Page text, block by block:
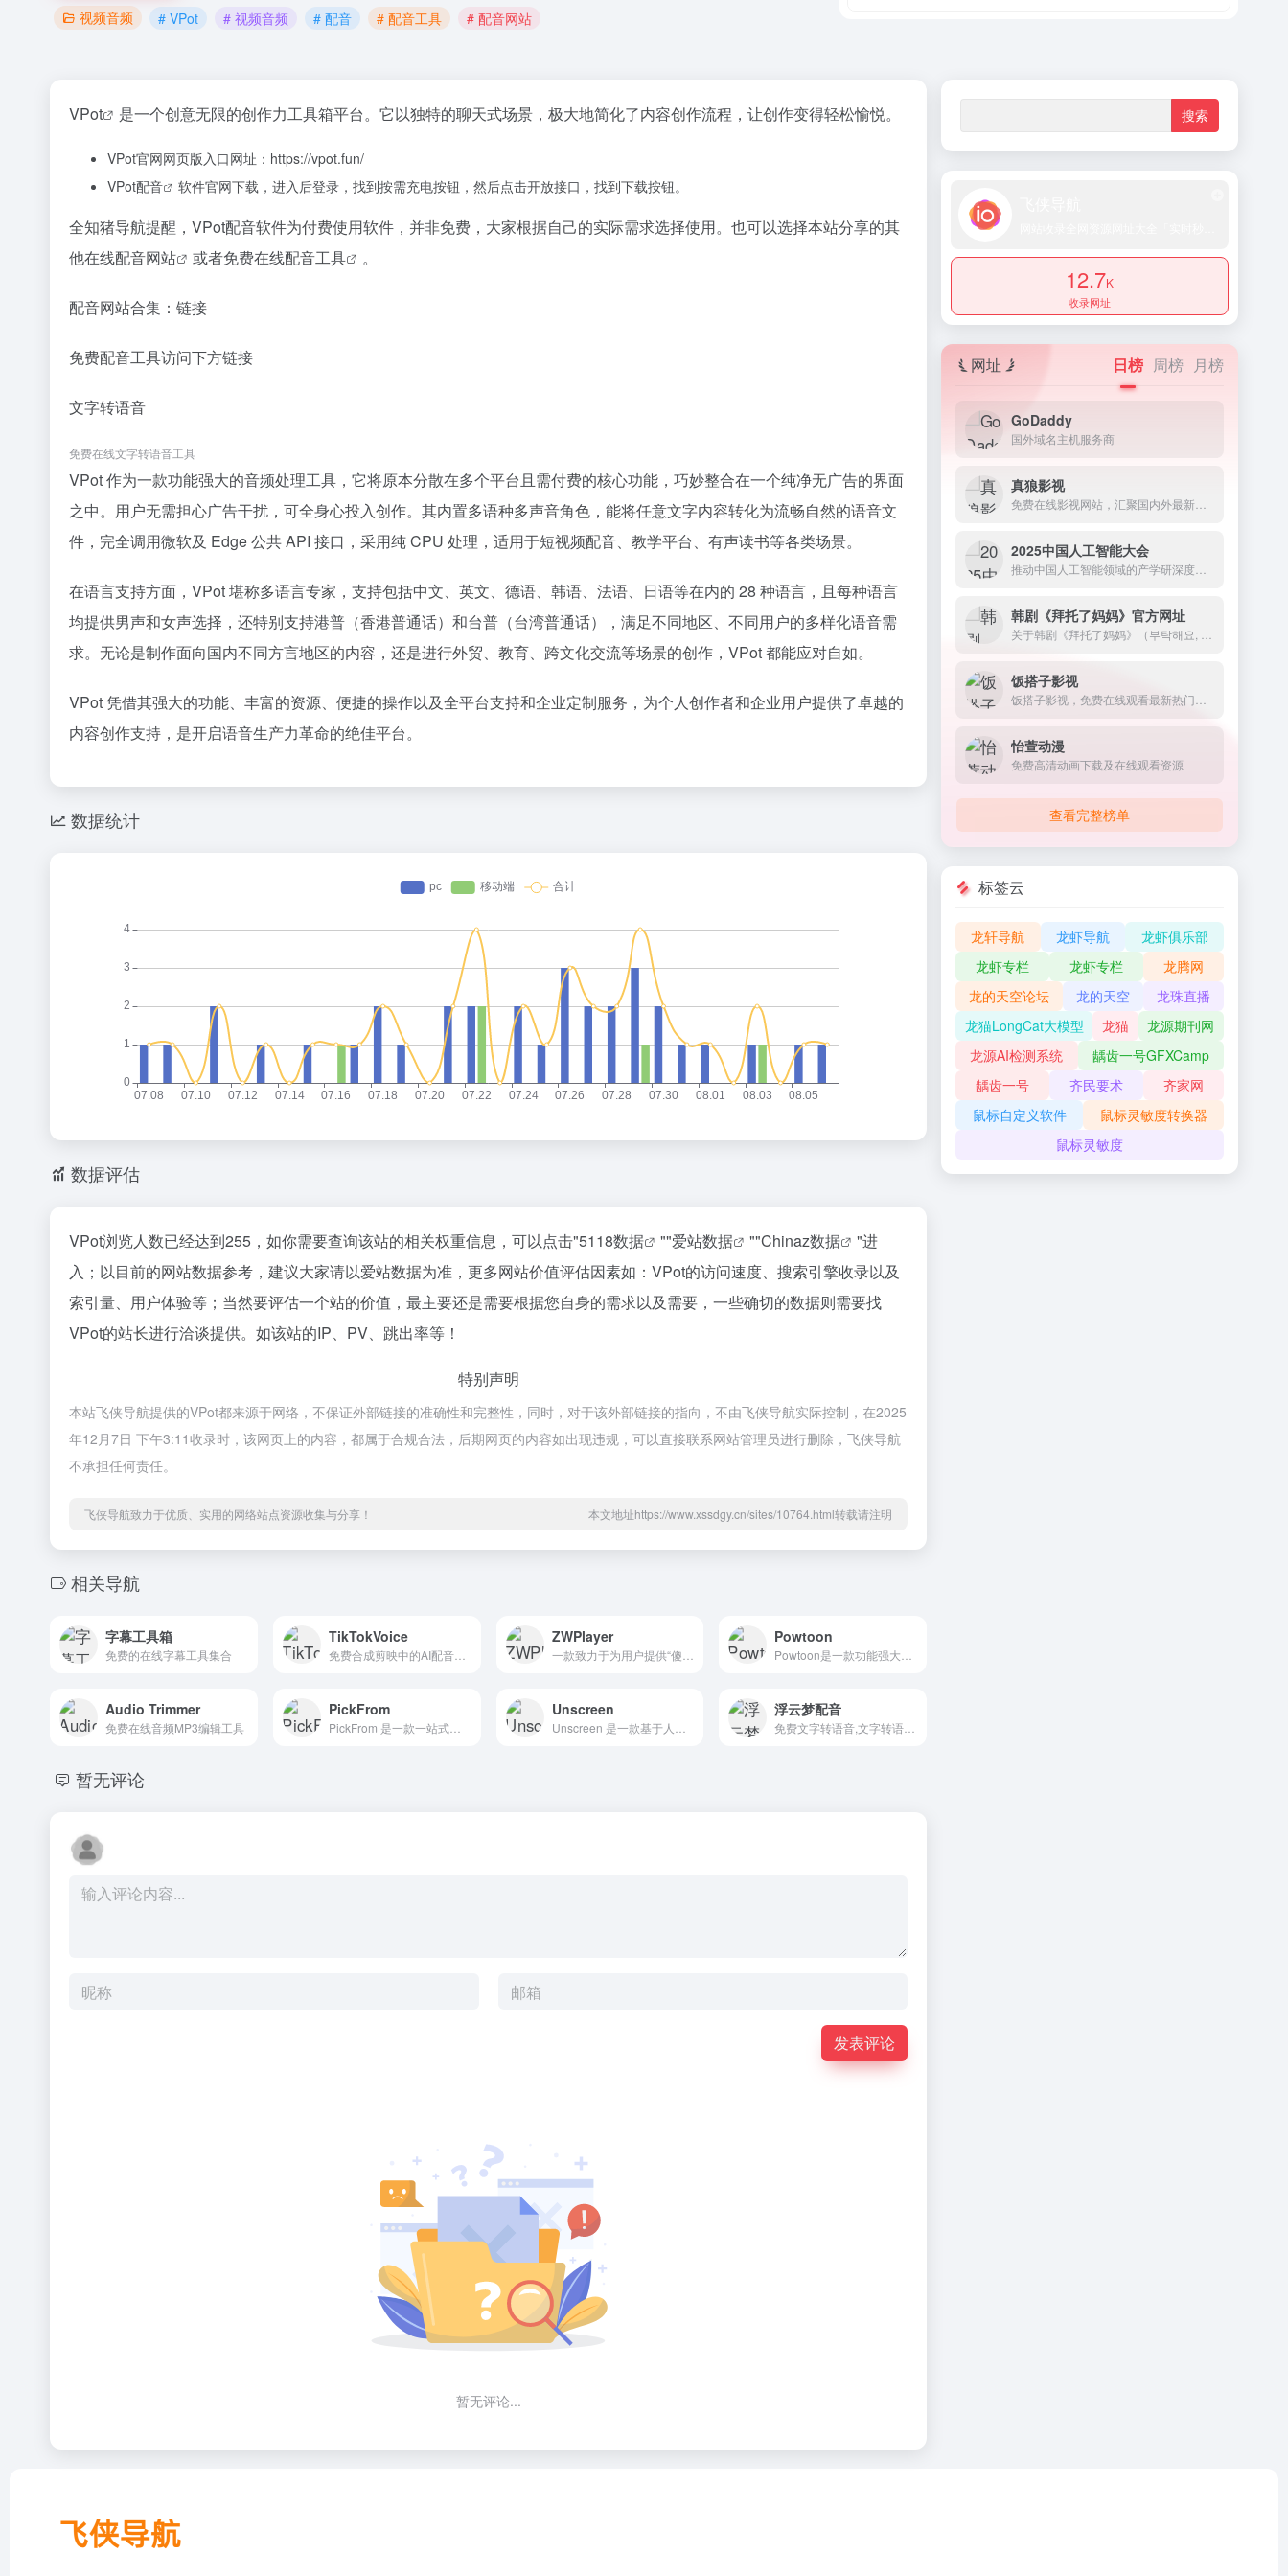
视频音频 # VPot # 视频音频 # 配音 # 配音工具 # 配音网站
VPot 是一个创意无限的创作力工具箱平台。它以独特的聊天式场景，极大地简化了内容创作流程，让创作变得轻松愉悦。
VPot官网网页版入口网址：https://vpot.fun/
VPot配音 软件官网下载，进入后登录，找到按需充电按钮，然后点击开放接口，找到下载按钮。
全知猪导航提醒，VPot配音软件为付费使用软件，并非免费，大家根据自己的实际需求选择使用。也可以选择本站分享的其
他在线配音网站 或者免费在线配音工具 。
配音网站合集：链接
免费配音工具访问下方链接
文字转语音
免费在线文字转语音工具
VPot 作为一款功能强大的音频处理工具，它将原本分散在多个平台且需付费的核心功能，巧妙整合在一个纯净无广告的界面
之中。用户无需担心广告干扰，可全身心投入创作。其内置多语种多声音角色，能将任意文字内容转化为流畅自然的语音文
件，完全调用微软及 Edge 公共 API 接口，采用纯 CPU 处理，适用于短视频配音、教学平台、有声读书等各类场景。
在语言支持方面，VPot 堪称多语言专家，支持包括中文、英文、德语、韩语、法语、日语等在内的 28 种语言，且每种语言
均提供男声和女声选择，还特别支持港普（香港普通话）和台普（台湾普通话），满足不同地区、不同用户的多样化语音需
求。无论是制作面向国内不同方言地区的内容，还是进行外贸、教育、跨文化交流等场景的创作，VPot 都能应对自如。
VPot 凭借其强大的功能、丰富的资源、便捷的操作以及全平台支持和企业定制服务，为个人创作者和企业用户提供了卓越的
内容创作支持，是开启语音生产力革命的绝佳平台。
数据统计
数据评估
VPot浏览人数已经达到255，如你需要查询该站的相关权重信息，可以点击"5118数据 ""爱站数据 ""Chinaz数据
"进
入；以目前的网站数据参考，建议大家请以爱站数据为准，更多网站价值评估因素如：VPot的访问速度、搜索引擎收录以及
索引量、用户体验等；当然要评估一个站的价值，最主要还是需要根据您自身的需求以及需要，一些确切的数据则需要找
VPot的站长进行洽谈提供。如该站的IP、PV、跳出率等！
特别声明
本站飞侠导航提供的VPot都来源于网络，不保证外部链接的准确性和完整性，同时，对于该外部链接的指向，不由飞侠导航实际控制，在2025
年12月7日 下午3:11收录时，该网页上的内容，都属于合规合法，后期网页的内容如出现违规，可以直接联系网站管理员进行删除，飞侠导航
不承担任何责任。
飞侠导航致力于优质、实用的网络站点资源收集与分享！ 本文地址https://www.xssdgy.cn/sites/10764.html转载请注明
相关导航
字幕工具箱
免费的在线字幕工具集合
TikTokVoice
免费合成剪映中的AI配音，任意文字转语音的在线AI视频配音助手，支持小帅，猴哥，熊二，紫薇，新闻腔等热门AI配音
ZWPlayer Powtoon
Audio Trimmer
免费在线音频MP3编辑工具
PickFrom
PickFrom 是一款一站式视频剪辑平台，提供全面且易于使用的在线视频编辑工具，旨在帮助用户轻松处理视频内容。
Unscreen 浮云梦配音
暂无评论
发表评论
暂无评论...
12.7K
收录网址
网址 日榜 周榜 月榜
GoDaddy
国外域名主机服务商
真狼影视
2025中国人工智能大会
韩剧《拜托了妈妈》官方网址
饭搭子影视
怡萱动漫
免费高清动画下载及在线观看资源
查看完整榜单
标签云
龙轩导航 龙虾导航
龙虾俱乐部
龙虾专栏
龙虾专栏
龙腾网
龙的天空论坛
龙的天空
龙珠直播
龙猫LongCat大模型
龙猫
龙源期刊网
龙源AI检测系统
龋齿一号GFXCamp
龋齿一号
齐民要术
齐家网
鼠标自定义软件
鼠标灵敏度转换器
鼠标灵敏度